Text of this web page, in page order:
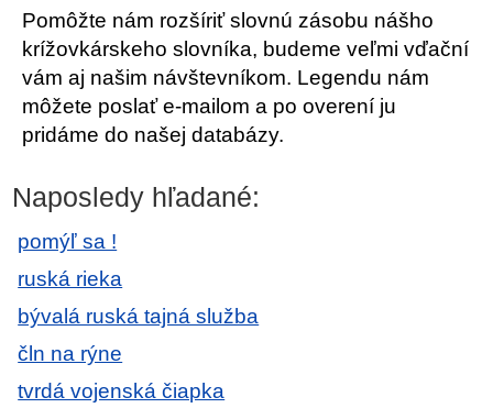
Pomôžte nám rozšíriť slovnú zásobu nášho
krížovkárskeho slovníka, budeme veľmi vďační
vám aj našim návštevníkom. Legendu nám
môžete poslať e-mailom a po overení ju
pridáme do našej databázy.
Naposledy hľadané:
pomýľ sa !
ruská rieka
bývalá ruská tajná služba
čln na rýne
tvrdá vojenská čiapka